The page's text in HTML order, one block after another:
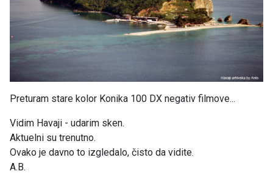
Preturam stare kolor Konika 100 DX negativ filmove...
Vidim Havaji - udarim sken.
Aktuelni su trenutno.
Ovako je davno to izgledalo, čisto da vidite.
A.B.